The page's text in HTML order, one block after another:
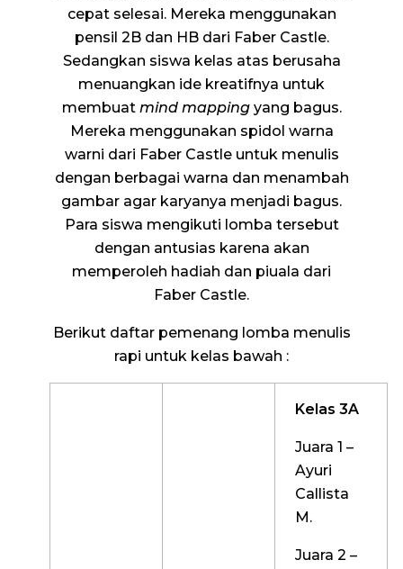
cepat selesai. Mereka menggunakan
pensil 2B dan HB dari Faber Castle.
Sedangkan siswa kelas atas berusaha
menuangkan ide kreatifnya untuk
membuat mind mapping yang bagus.
Mereka menggunakan spidol warna
warni dari Faber Castle untuk menulis
dengan berbagai warna dan menambah
gambar agar karyanya menjadi bagus.
Para siswa mengikuti lomba tersebut
dengan antusias karena akan
memperoleh hadiah dan piuala dari
Faber Castle.
Berikut daftar pemenang lomba menulis
rapi untuk kelas bawah :
Kelas 3A
Juara 1 –
Ayuri
Callista
M.
Juara 2 –